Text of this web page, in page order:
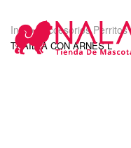
Inicio/ Accesorios Perritos
TRAILLA CON ARNES L